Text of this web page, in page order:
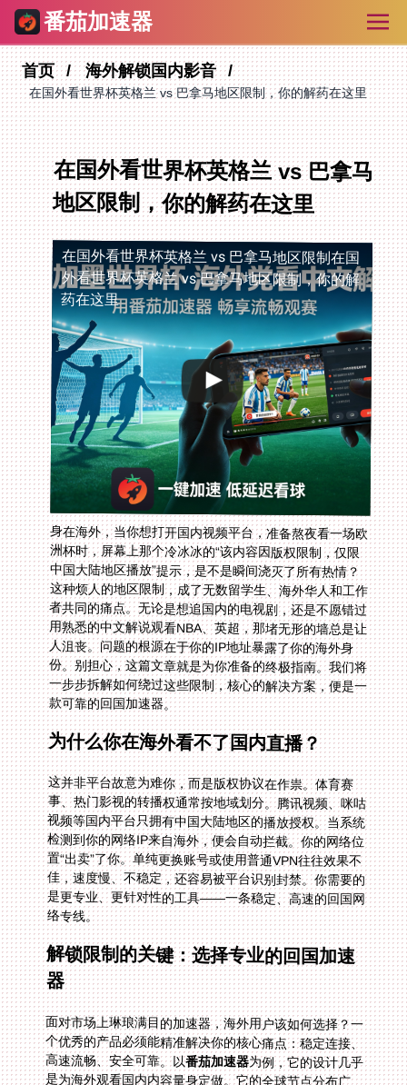
番茄加速器
首页 海外解锁国内影音
在国外看世界杯英格兰 vs 巴拿马地区限制，你的解药在这里
在国外看世界杯英格兰 vs 巴拿马
地区限制，你的解药在这里
在国外看世界杯英格兰 vs 巴拿马地区限制在国
外看世界杯英格兰 vs 巴拿马地区限制，你的解
药在这里
身在海外，当你想打开国内视频平台，准备熬夜看一场欧
洲杯时，屏幕上那个冷冰冰的“该内容因版权限制，仅限
中国大陆地区播放”提示，是不是瞬间浇灭了所有热情？
这种烦人的地区限制，成了无数留学生、海外华人和工作
者共同的痛点。无论是想追国内的电视剧，还是不愿错过
用熟悉的中文解说观看NBA、英超，那堵无形的墙总是让
人沮丧。问题的根源在于你的IP地址暴露了你的海外身
份。别担心，这篇文章就是为你准备的终极指南。我们将
一步步拆解如何绕过这些限制，核心的解决方案，便是一
款可靠的回国加速器。
为什么你在海外看不了国内直播？
这并非平台故意为难你，而是版权协议在作祟。体育赛
事、热门影视的转播权通常按地域划分。腾讯视频、咪咕
视频等国内平台只拥有中国大陆地区的播放授权。当系统
检测到你的网络IP来自海外，便会自动拦截。你的网络位
置“出卖”了你。单纯更换账号或使用普通VPN往往效果不
佳，速度慢、不稳定，还容易被平台识别封禁。你需要的
是更专业、更针对性的工具——一条稳定、高速的回国网
络专线。
解锁限制的关键：选择专业的回国加速
器
面对市场上琳琅满目的加速器，海外用户该如何选择？一
个优秀的产品必须能精准解决你的核心痛点：稳定连接、
高速流畅、安全可靠。以番茄加速器为例，它的设计几乎
是为海外观看国内内容量身定做。它的全球节点分布广
泛，并能智能推荐最优线路。这意味着无论你在美国、欧
洲还是澳洲，它都能自动为你匹配延迟最低、速度最快的